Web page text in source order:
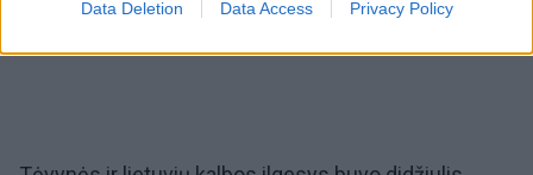
Data Deletion Data Access Privacy Policy